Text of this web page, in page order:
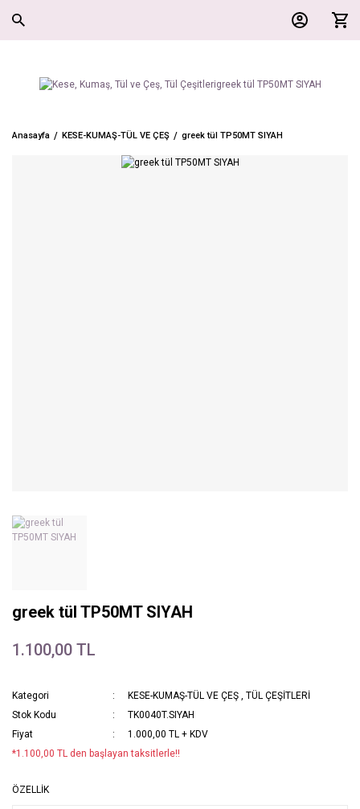
Anasayfa KESE-KUMAŞ-TÜL VE ÇEŞ greek tül TP50MT SIYAH
greek tül TP50MT SIYAH
1.100,00 TL
Kategori KESE-KUMAŞ-TÜL VE ÇEŞ ,TÜL ÇEŞİTLERİ
Stok Kodu
TK0040T.SIYAH
Fiyat
1.000,00 TL + KDV
*1.100,00 TL den başlayan taksitlerle!!
ÖZELLİK